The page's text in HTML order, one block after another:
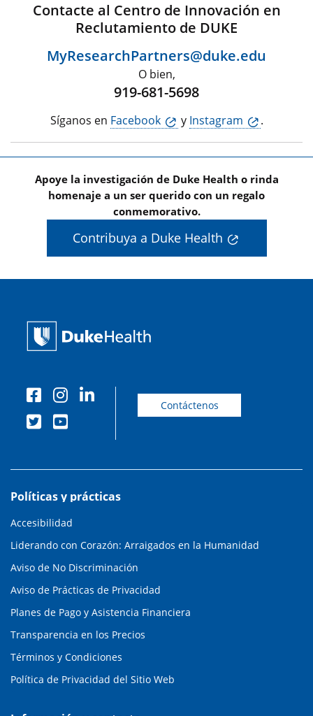
Contacte al Centro de Innovación en
Reclutamiento de DUKE
MyResearchPartners@duke.edu
O bien,
919-681-5698
Síganos en Facebook y Instagram .
Apoye la investigación de Duke Health o rinda
homenaje a un ser querido con un regalo
conmemorativo.
Contribuya a Duke Health
Contáctenos
Políticas y prácticas
Accesibilidad
Liderando con Corazón: Arraigados en la Humanidad
Aviso de No Discriminación
Aviso de Prácticas de Privacidad
Planes de Pago y Asistencia Financiera
Transparencia en los Precios
Términos y Condiciones
Política de Privacidad del Sitio Web